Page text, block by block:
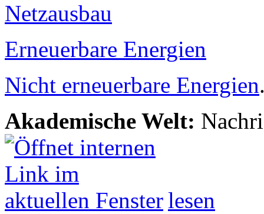
Netzausbau
Erneuerbare Energien
Nicht erneuerbare Energien
Akademische Welt:
lesen